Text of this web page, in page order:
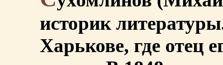
историк
Харькове, где отец